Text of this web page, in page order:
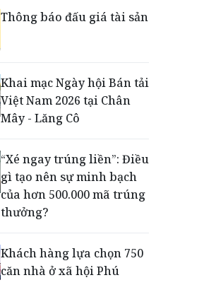
toán thưởng vượt kế
hoạch
lập nghiệp của người trẻ
toàn cầu
Thông báo đấu giá tài sản
Khai mạc Ngày hội Bán tải
Việt Nam 2026 tại Chân
Mây - Lăng Cô
“Xé ngay trúng liền”: Điều
gì tạo nên sự minh bạch
của hơn 500.000 mã trúng
thưởng?
Khách hàng lựa chọn 750
căn nhà ở xã hội Phú